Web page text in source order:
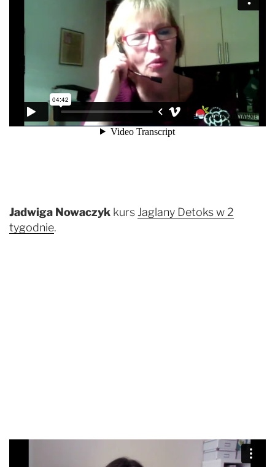
Jadwiga Nowaczyk kurs Jaglany Detoks w 2
tygodnie.